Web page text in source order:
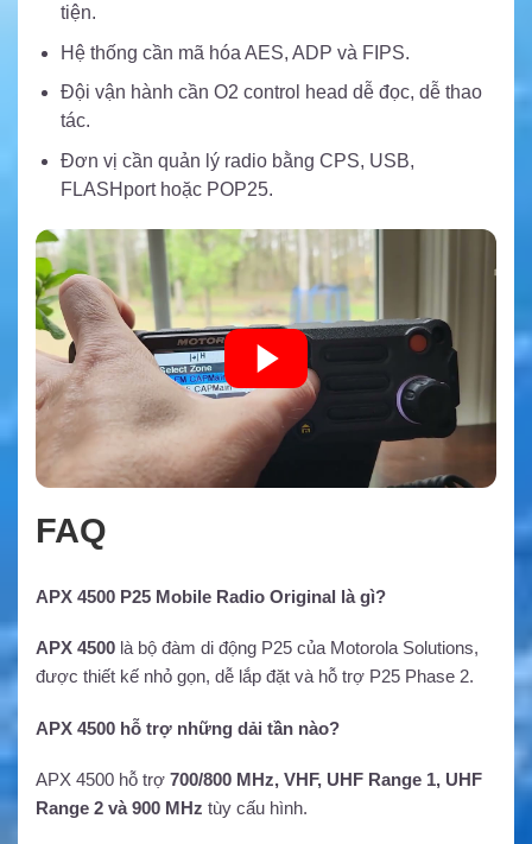
tiện.
Hệ thống cần mã hóa AES, ADP và FIPS.
Đội vận hành cần O2 control head dễ đọc, dễ thao
tác.
Đơn vị cần quản lý radio bằng CPS, USB,
FLASHport hoặc POP25.
FAQ
APX 4500 P25 Mobile Radio Original là gì?
APX 4500 là bộ đàm di động P25 của Motorola Solutions,
được thiết kế nhỏ gọn, dễ lắp đặt và hỗ trợ P25 Phase 2.
APX 4500 hỗ trợ những dải tần nào?
APX 4500 hỗ trợ 700/800 MHz, VHF, UHF Range 1, UHF
Range 2 và 900 MHz tùy cấu hình.